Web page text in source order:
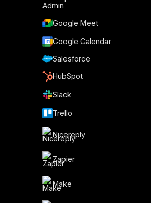
Google Meet
Google Calendar
Salesforce
HubSpot
Slack
Trello
Nicereply
Zapier
Make